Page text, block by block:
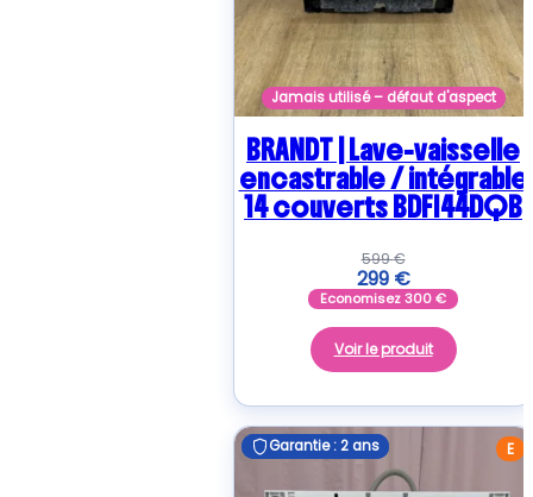
Jamais utilisé – défaut d'aspect
BRANDT | Lave-vaisselle
encastrable / intégrable
14 couverts BDFI44DQB
599€
299 €
Economisez300€
Voir le produit
E
Garantie : 2 ans
Garantie : 2 ans